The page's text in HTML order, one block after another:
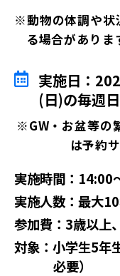
※動物の体調や状
る場合がありま
実施日：
(日)の毎週
※GW・お盆等の
は予約
実施時間：14:00
実施人数：最大
参加費：3歳以上
対象：小学生5年
必要）